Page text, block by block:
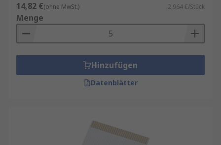
14,82 €(ohne MwSt.) 2,964 €/Stück
Menge
Hinzufügen
Datenblätter